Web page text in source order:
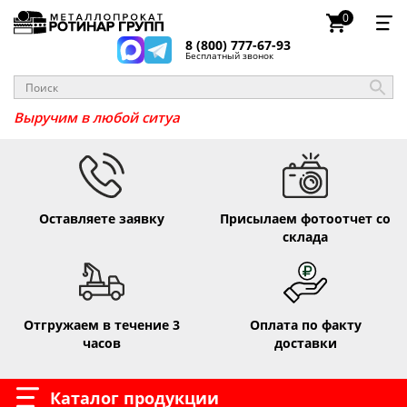
8 (800) 777-67-93
Бесплатный звонок
0
Выручим в любой _
Оставляете заявку
Присылаем фотоотчет со
склада
Отгружаем в течение 3
часов
Оплата по факту
доставки
Каталог продукции